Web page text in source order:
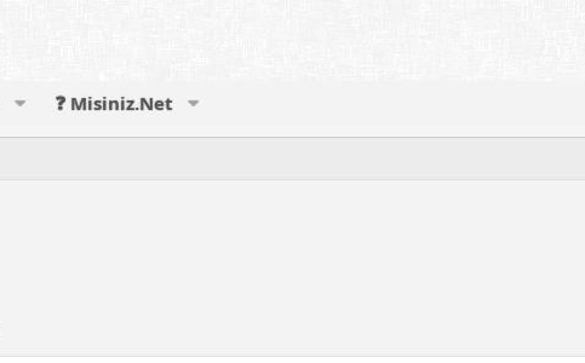
❓ Misiniz.Net